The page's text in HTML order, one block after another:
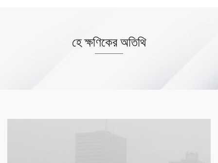
হে ক্ষণিকের অতিথি